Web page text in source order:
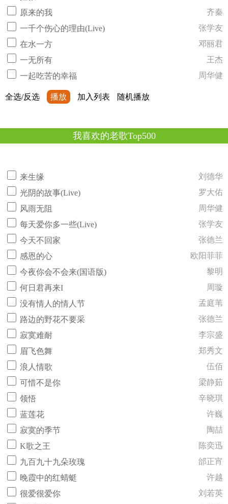
原来的我
齐秦
一千个伤心的理由(Live)
张学友
在水一方
邓丽君
一无所有
王杰
一起吃苦的幸福
周华健
全选/反选 播放 加入列表 随机播放
我喜欢的老歌Top500
来生缘
刘德华
光阴的故事(Live)
罗大佑
风雨无阻
周华健
每天爱你多一些(Live)
张学友
今天不回家
张德兰
感恩的心
欧阳菲菲
今夜你会不会来(国语版)
黎明
何日君再来I
周璇
没有情人的情人节
孟庭苇
路边的野花不要采
张德兰
寂寞难耐
李宗盛
眉飞色舞
郑秀文
浪人情歌
伍佰
可惜不是你
梁静茹
领悟
辛晓琪
蓝莲花
许巍
寂寞的季节
陶喆
K歌之王
陈奕迅
九百九十九朵玫瑰
邰正宵
晚霞中的红蜻蜓
许越
很爱很爱你
刘若英